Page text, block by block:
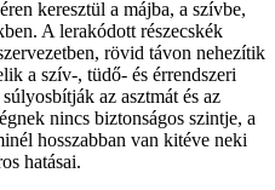
keresztül a májba, a szívbe,
A lerakódott részecskék
rövid távon nehezítik
a szív-, tüdő- és érrendszeri
az asztmát és az
nincs biztonságos szintje, a
hosszabban van kitéve neki
hatásai.